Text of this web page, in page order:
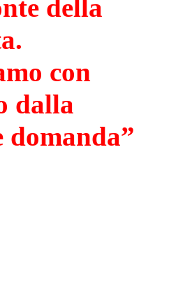
della
con
dalla
domanda”